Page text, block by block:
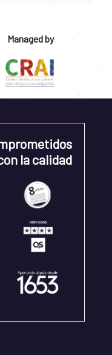
Managed by
la calidad